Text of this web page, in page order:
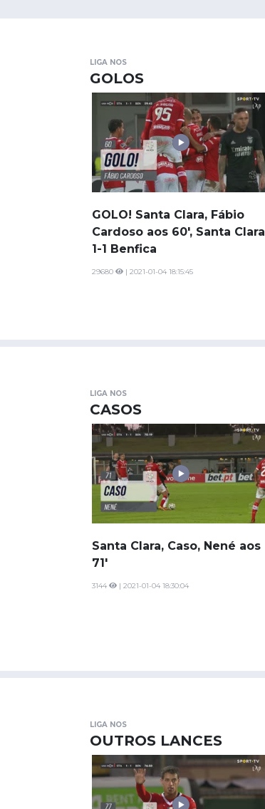
LIGA NOS
GOLOS
GOLO! Santa Clara, Fábio
Cardoso aos 60', Santa Clara
1-1 Benfica
29680 | 2021-01-04 18:15:45
LIGA NOS
CASOS
Santa Clara, Caso, Nené aos
71'
3144 | 2021-01-04 18:30:04
LIGA NOS
OUTROS LANCES